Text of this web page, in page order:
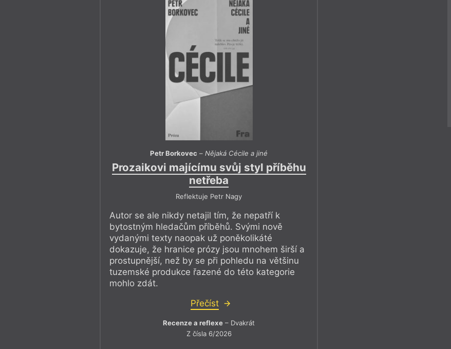
Petr Borkovec –Nějaká Cécile a jiné
Prozaikovi majícímu svůj styl příběhu
netřeba
Reflektuje Petr Nagy
Autor se ale nikdy netajil tím, že nepatří k
bytostným hledačům příběhů. Svými nově
vydanými texty naopak už poněkolikáté
dokazuje, že hranice prózy jsou mnohem širší a
prostupnější, než by se při pohledu na většinu
tuzemské produkce řazené do této kategorie
mohlo zdát.
Přečíst
Recenze a reflexe – Dvakrát
Z čísla 6/2026